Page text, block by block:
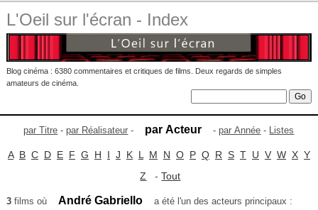
L'Oeil sur l'écran - Index
Blog cinéma : 6380 commentaires et critiques de films. Deux regards de simples
amateurs de cinéma.
par Titre -par Réalisateur - par Acteur -par Année - Listes
A B C D E F G H I J K L M N O P Q R S T U V W X Y
Z -Tout
3films où André Gabriello a été l'un des acteurs principaux :